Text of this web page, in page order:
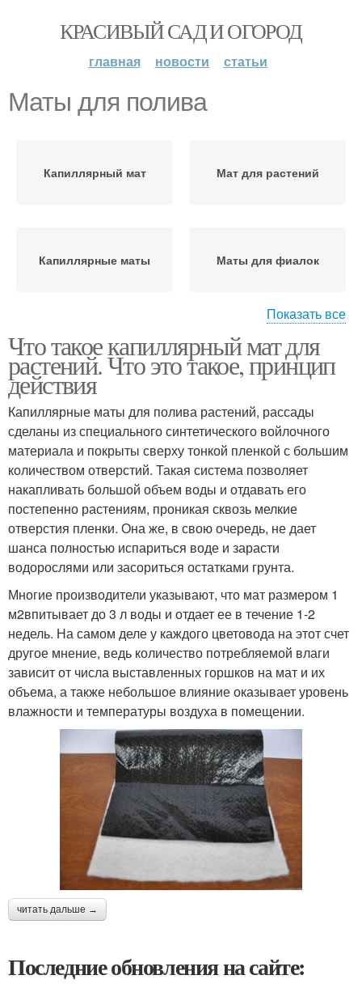
КРАСИВЫЙ САД И ОГОРОД
главная новости статьи
Маты для полива
Капиллярный мат Мат для растений
Капиллярные маты Маты для фиалок
капиллярных матах
Показать все
Что такое капиллярный мат для
растений. Что это такое, принцип
действия
Капиллярные маты для полива растений, рассады
сделаны из специального синтетического войлочного
материала и покрыты сверху тонкой пленкой с большим
количеством отверстий. Такая система позволяет
накапливать большой объем воды и отдавать его
постепенно растениям, проникая сквозь мелкие
отверстия пленки. Она же, в свою очередь, не дает
шанса полностью испариться воде и зарасти
водорослями или засориться остатками грунта.
Многие производители указывают, что мат размером 1
м2впитывает до 3 л воды и отдает ее в течение 1-2
недель. На самом деле у каждого цветовода на этот счет
другое мнение, ведь количество потребляемой влаги
зависит от числа выставленных горшков на мат и их
объема, а также небольшое влияние оказывает уровень
влажности и температуры воздуха в помещении.
читать дальше →
Последние обновления на сайте: